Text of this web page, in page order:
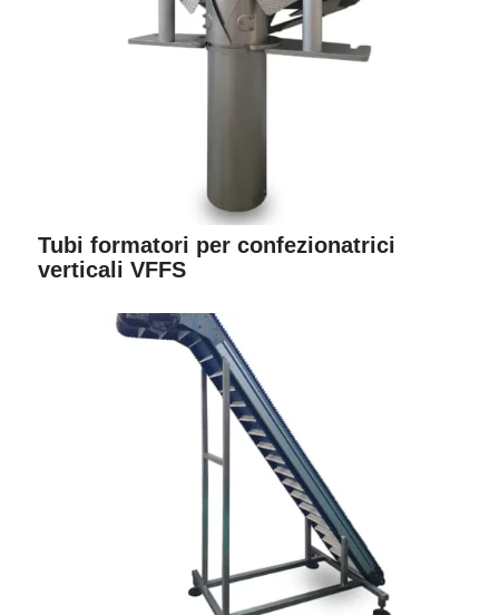
Tubi formatori per confezionatrici
verticali VFFS